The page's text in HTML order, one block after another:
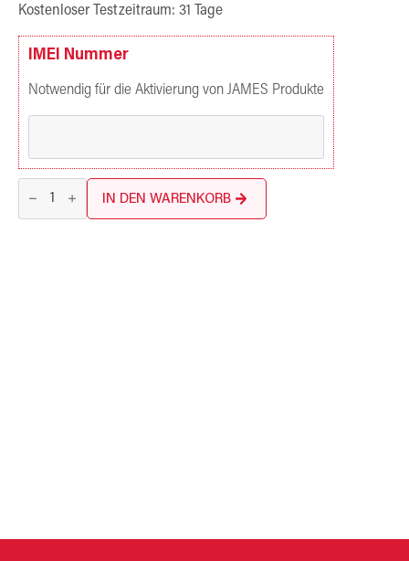
Kostenloser Testzeitraum: 31 Tage
IMEI Nummer
Notwendig für die Aktivierung von JAMES Produkte
JAMES
Notrufzentrale
Niederlande
IN DEN WARENKORB